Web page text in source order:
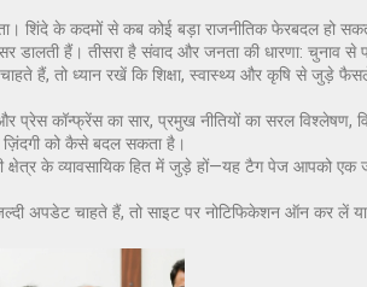
शिंदे के कदमों से कब कोई बड़ा राजनीतिक फेरबदल हो
डालती हैं। तीसरा है संवाद और जनता की धारणा: चुनाव
हैं, तो ध्यान रखें कि शिक्षा, स्वास्थ्य और कृषि से जुड़े
प्रेस कॉन्फ्रेंस का सार, प्रमुख नीतियों का सरल
ज़िंदगी को कैसे बदल सकता है।
क्षेत्र के व्यावसायिक हित में जुड़े हों—यह टैग पेज आपको
अपडेट चाहते हैं, तो साइट पर नोटिफिकेशन ऑन कर लें